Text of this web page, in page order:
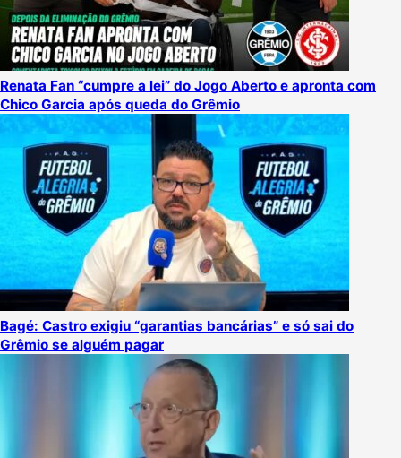
Renata Fan “cumpre a lei” do Jogo Aberto e apronta com
Chico Garcia após queda do Grêmio
Bagé: Castro exigiu “garantias bancárias” e só sai do
Grêmio se alguém pagar